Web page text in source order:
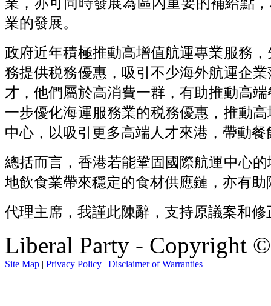
業的發展。
政府近年積極推動高增值航運專業服務
務提供税務優惠，吸引不少海外航運企
才，他們屬於高消費一群，有助推動高
一步優化海運服務業的税務優惠，推動
中心，以吸引更多高端人才來港，帶動
總括而言，香港若能鞏固國際航運中心
地飲食業帶來穩定的食材供應鏈，亦有
代理主席，我謹此陳辭，支持原議案和修
Liberal Party - Copyright
Site Map | Privacy Policy | Disclaimer of Warranties